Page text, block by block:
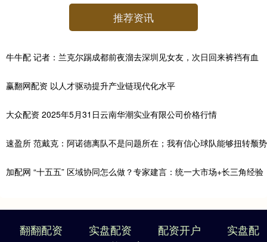
推荐资讯
牛牛配 记者：兰克尔踢成都前夜溜去深圳见女友，次日回来裤裆有血
赢翻网配资 以人才驱动提升产业链现代化水平
大众配资 2025年5月31日云南华潮实业有限公司价格行情
速盈所 范戴克：阿诺德离队不是问题所在；我有信心球队能够扭转颓势
加配网 “十五五” 区域协同怎么做？专家建言：统一大市场+长三角经验
翻翻配资 实盘配资 配资开户
实盘配